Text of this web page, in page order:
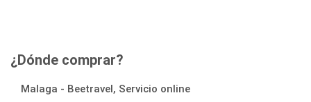
¿Dónde comprar?
Malaga - Beetravel, Servicio online